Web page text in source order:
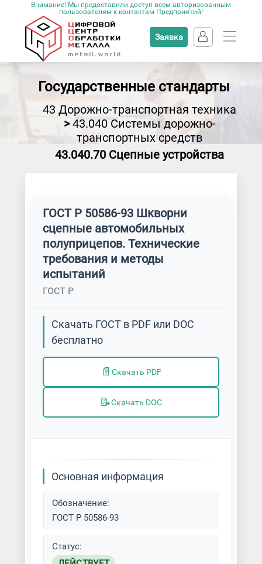
Внимание! Мы предоставили доступ всем авторизованным
пользователям к контактам Предприятий!
Заявка
Государственные стандарты
43 Дорожно-транспортная техника
>43.040 Системы дорожно-
транспортных средств
43.040.70 Сцепные устройства
ГОСТ Р 50586-93 Шкворни
сцепные автомобильных
полуприцепов. Технические
требования и методы
испытаний
ГОСТ Р
Скачать ГОСТ в PDF или DOC
бесплатно
📄 Скачать PDF
📝Скачать DOC
Основная информация
Обозначение:
ГОСТ Р 50586-93
Статус: